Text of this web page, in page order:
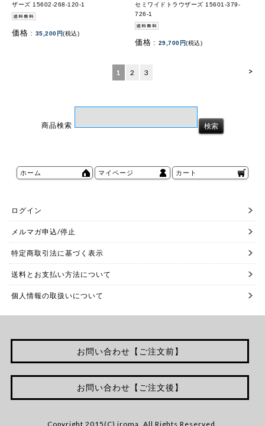
ザーズ 15602-268-120-1
価格 : 35,200円(税込)
セミワイドトラウザーズ 15601-379-
726-1
価格 : 29,700円(税込)
>
1 2 3
商品検索
ホーム マイページ カート
ログイン
メルマガ申込/停止
特定商取引法に基づく表示
送料とお支払い方法について
個人情報の取扱いについて
お問い合わせ【ご注文前】
お問い合わせ【ご注文後】
Copyright 2015(C) iroma. All Rights Reserved.